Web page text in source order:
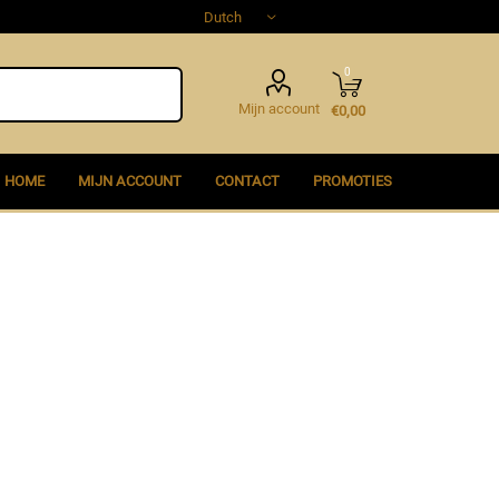
Mijn account
0
€0,00
PROMOTIES
HOME MIJN ACCOUNT CONTACT